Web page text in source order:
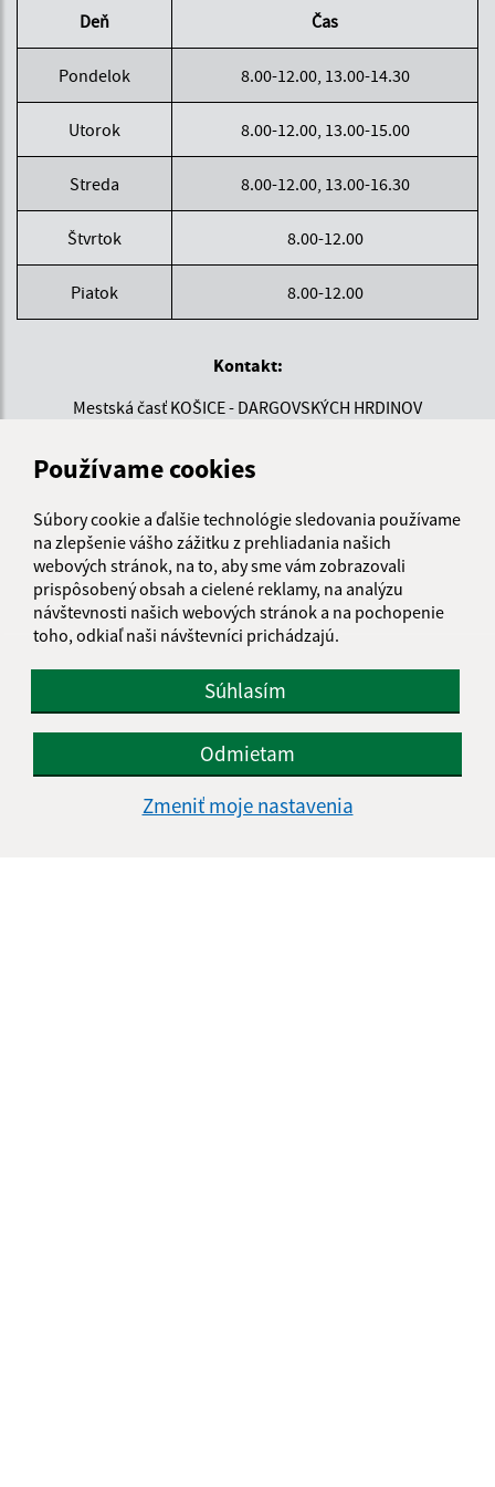
Používame cookies
Súbory cookie a ďalšie technológie sledovania používame
na zlepšenie vášho zážitku z prehliadania našich
webových stránok, na to, aby sme vám zobrazovali
prispôsobený obsah a cielené reklamy, na analýzu
návštevnosti našich webových stránok a na pochopenie
toho, odkiaľ naši návštevníci prichádzajú.
Súhlasím
Odmietam
Zmeniť moje nastavenia
Deň Čas
Pondelok 8.00-12.00, 13.00-14.30
Utorok 8.00-12.00, 13.00-15.00
Streda 8.00-12.00, 13.00-16.30
Štvrtok 8.00-12.00
Piatok 8.00-12.00
Kontakt:
Mestská časť KOŠICE - DARGOVSKÝCH HRDINOV
040 22 Košice
+421 55 300 90 01
IČO: 00690988